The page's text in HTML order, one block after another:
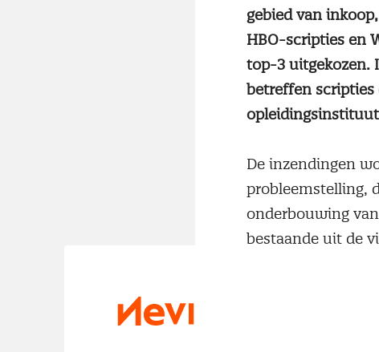
gebied van
HBO-scripties en
top-3 uitgekozen.
betreffen scripties
De inzendingen
probleemstelling,
onderbouwing
bestaande uit de